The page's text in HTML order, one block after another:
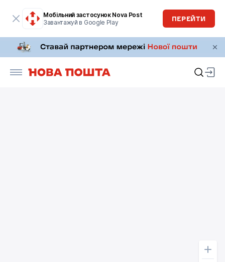
Мобільний застосунок Nova Post
Завантажуй в Google Play
ПЕРЕЙТИ